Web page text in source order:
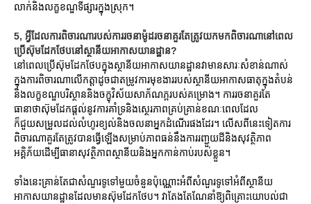
លាក់និងលក្ខខណ្ឌទីផ្សារក្នុងស្រុក។
5, អ្វីដែលការពិចារណារបស់ការរចនាម៉ូដរចនាគួរតែត្រូវយកមកពិចារណានៅពេល
ប្រើស៊ុមដែកថែបនៅស្ថានីយអាកាសយានដ្ឋាន?
នៅពេលប្រើស៊ុមដែកថែបក្នុងស្ថានីយអាកាសយានដ្ឋានវាមានសារៈសំខាន់ណាស់
ក្នុងការពិចារណាលើកត្តាដូចជាតម្រូវការមុខងាររបស់ស្ថានីយអាកាសធាតុក្នុងតំបន់
និងលក្ខខណ្ឌបរិស្ថាននិងចក្ខុវិស័យសាភ័ណភ្ពរបស់គម្រោង។ ការរចនាគួរតែ
ធានាថាស៊ុមដែកផ្តល់នូវការគាំទ្រនិងស្ថេរភាពគ្រប់គ្រាន់ខណៈពេលដែល
ក៏ជួយសម្រួលដល់លំហូរខ្យល់និងចលនាអ្នកដំណើរផងដែរ។ លើសពីនេះទៀតការ
ពិចារណាគួរតែត្រូវបានធ្វើឡើងសម្រាប់ភាពធន់នឹងការរញ្ជួយដីនិងសុវត្ថិភាព
អគ្គិភ័យដើម្បីធានាសុវត្ថិភាពស្ថានីយនិងអ្នកកាន់កាប់របស់ខ្លួន។
ទាំងនេះគ្រាន់តែជាសំណួរទូទៅមួយចំនួនប៉ុណ្ណោះអំពីសំណួរទូទៅអំពីស្ថានីយ
អាកាសយានដ្ឋានដែលមានស៊ុមដែកថែប។ វាតែងតែណែនាំឱ្យពិគ្រោះយោបល់ជា